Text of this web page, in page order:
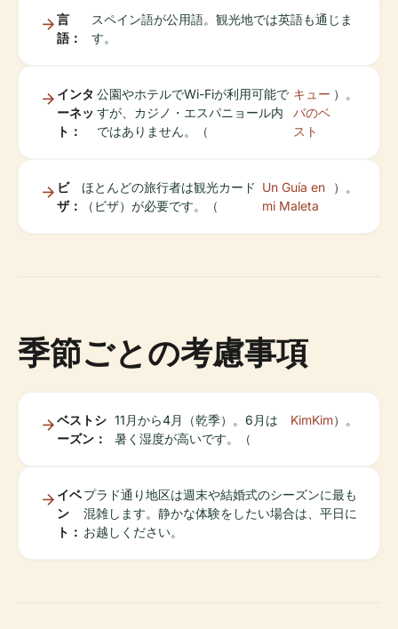
言
語：
スペイン語が公用語。観光地では英語も通じま
す。
インタ
ーネッ
ト：
公園やホテルでWi-Fiが利用可能で
すが、カジノ・エスパニョール内
ではありません。（
キュー
バのベ
スト
）。
ビ
ザ：
ほとんどの旅行者は観光カード
（ビザ）が必要です。（
Un Guía en
mi Maleta
）。
季節ごとの考慮事項
ベストシ
ーズン：
11月から4月（乾季）。6月は
暑く湿度が高いです。（
KimKim）。
イベ
ン
ト：
プラド通り地区は週末や結婚式のシーズンに最も
混雑します。静かな体験をしたい場合は、平日に
お越しください。